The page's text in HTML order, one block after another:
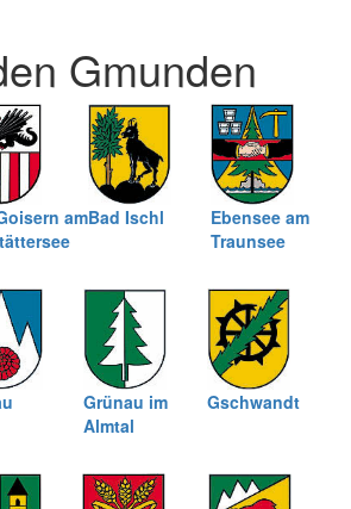
schließen
Gmunden
amBad Ischl
Ebensee am
Traunsee
Grünau im
Almtal
Gschwandt